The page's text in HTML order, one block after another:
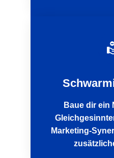
Baue dir ein
Marketing-